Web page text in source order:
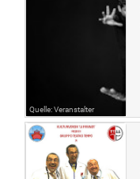
Quelle: Veranstalter